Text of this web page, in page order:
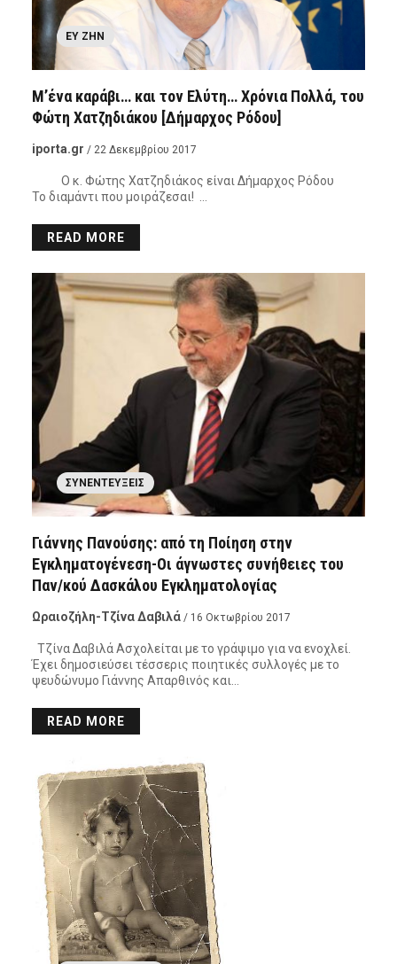
ΕΥ ΖΗΝ
Μ’ένα καράβι… και τον Ελύτη… Χρόνια Πολλά, του
Φώτη Χατζηδιάκου [Δήμαρχος Ρόδου]
iporta.gr / 22 Δεκεμβρίου 2017
Ο κ. Φώτης Χατζηδιάκος είναι Δήμαρχος Ρόδου
Το διαμάντι που μοιράζεσαι! …
READ MORE
ΣΥΝΕΝΤΕΎΞΕΙΣ
Γιάννης Πανούσης: από τη Ποίηση στην
Εγκληματογένεση-Οι άγνωστες συνήθειες του
Παν/κού Δασκάλου Εγκληματολογίας
Ωραιοζήλη-Τζίνα Δαβιλά / 16 Οκτωβρίου 2017
Τζίνα Δαβιλά Ασχολείται με το γράψιμο για να ενοχλεί.
Έχει δημοσιεύσει τέσσερις ποιητικές συλλογές με το
ψευδώνυμο Γιάννης Απαρθινός και…
READ MORE